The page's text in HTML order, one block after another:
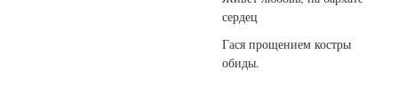
сердец
Гася прощением костры
обиды.